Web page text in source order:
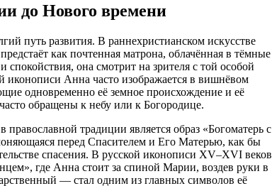
до Нового времени
путь развития. В раннехристианском искусстве
как почтенная матрона, облачённая в тёмные
она смотрит на зрителя с той особой
иконописи Анна часто изображается в вишнёвом
одновременно её земное происхождение и её
обращены к небу или к Богородице.
традиции является образ «Богоматерь с
перед Спасителем и Его Матерью, как бы
спасения. В русской иконописи XV–XVI веков
где Анна стоит за спиной Марии, воздев руки в
— стал одним из главных символов её